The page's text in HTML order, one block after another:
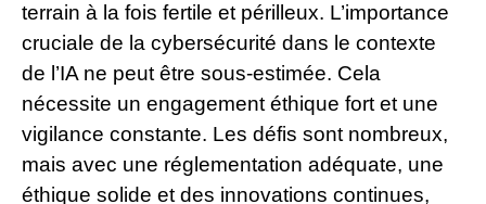
terrain à la fois fertile et périlleux. L’importance
cruciale de la cybersécurité dans le contexte
de l’IA ne peut être sous-estimée. Cela
nécessite un engagement éthique fort et une
vigilance constante. Les défis sont nombreux,
mais avec une réglementation adéquate, une
éthique solide et des innovations continues,